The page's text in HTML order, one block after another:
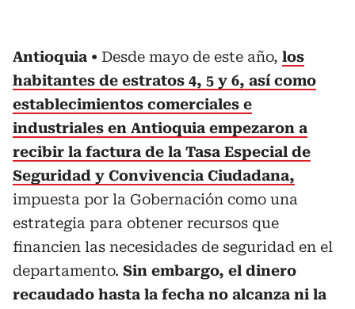
Antioquia Desde mayo de este año, los
habitantes de estratos 4, 5 y 6, así como
establecimientos comerciales e
industriales en Antioquia empezaron a
recibir la factura de la Tasa Especial de
Seguridad y Convivencia Ciudadana,
impuesta por la Gobernación como una
estrategia para obtener recursos que
financien las necesidades de seguridad en el
departamento. Sin embargo, el dinero
recaudado hasta la fecha no alcanza ni la